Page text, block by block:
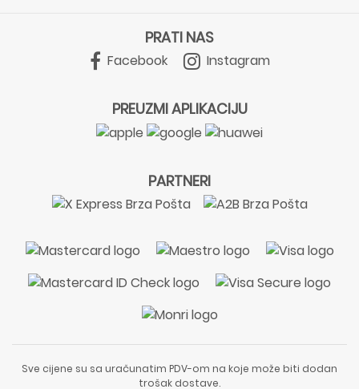
PRATI NAS
Facebook Instagram
PREUZMI APLIKACIJU
PARTNERI
Sve cijene su sa uračunatim PDV-om na koje može biti dodan
trošak dostave.